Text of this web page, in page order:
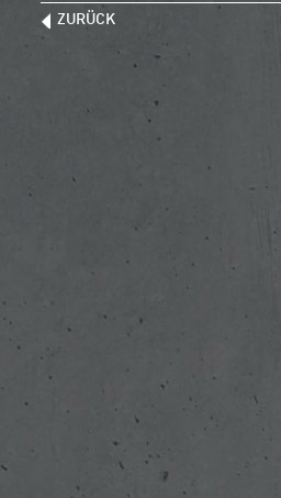
ZURÜCK